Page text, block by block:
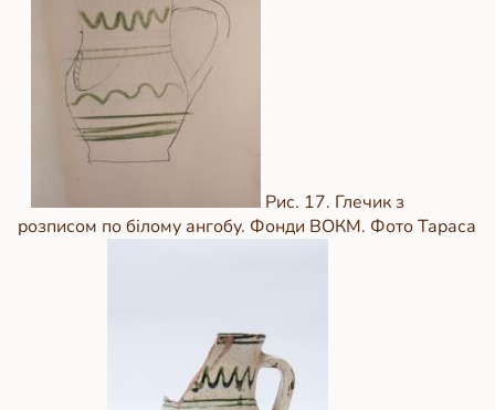
Рис. 17. Глечик з
розписом по білому ангобу. Фонди ВОКМ. Фото Тараса